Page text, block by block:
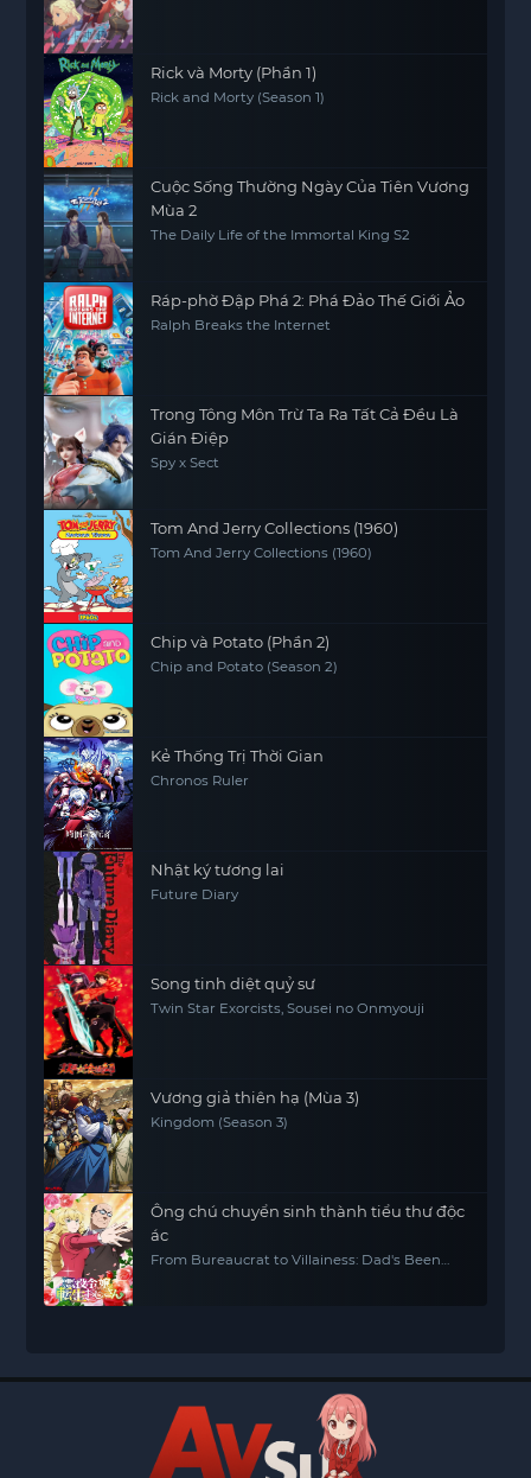
Rick và Morty (Phần 1)
Rick and Morty (Season 1)
Cuộc Sống Thường Ngày Của Tiên Vương
Mùa 2
The Daily Life of the Immortal King S2
Ráp-phờ Đập Phá 2: Phá Đảo Thế Giới Ảo
Ralph Breaks the Internet
Trong Tông Môn Trừ Ta Ra Tất Cả Đều Là
Gián Điệp
Spy x Sect
Tom And Jerry Collections (1960)
Tom And Jerry Collections (1960)
Chip và Potato (Phần 2)
Chip and Potato (Season 2)
Kẻ Thống Trị Thời Gian
Chronos Ruler
Nhật ký tương lai
Future Diary
Song tinh diệt quỷ sư
Twin Star Exorcists, Sousei no Onmyouji
Vương giả thiên hạ (Mùa 3)
Kingdom (Season 3)
Ông chú chuyển sinh thành tiểu thư độc
ác
From Bureaucrat to Villainess: Dad's Been